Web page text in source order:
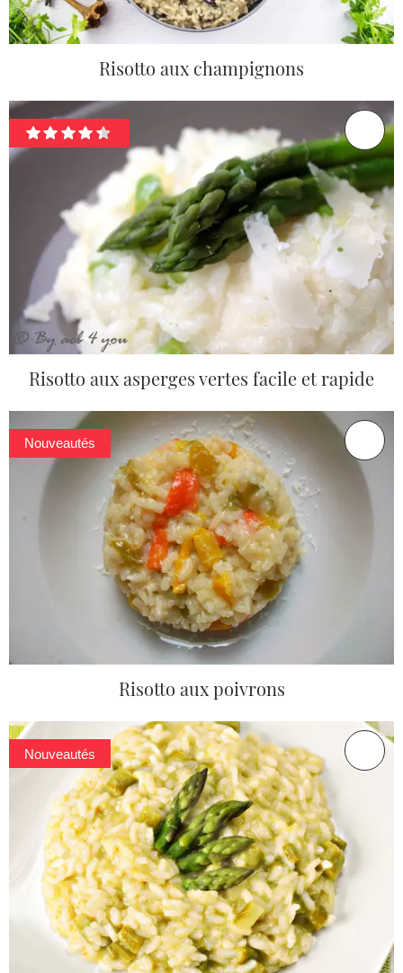
Risotto aux champignons
Risotto aux asperges vertes facile et rapide
Nouveautés
Risotto aux poivrons
Nouveautés